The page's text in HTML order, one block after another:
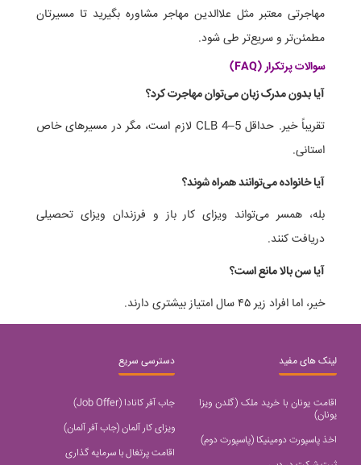
مهاجرتی معتبر مثل علاالدین مهاجر مشاوره بگیرید تا مسیرتان
مطمئن‌تر و سریع‌تر طی شود.
سوالات پرتکرار (FAQ)
آیا بدون مدرک زبان می‌توان مهاجرت کرد؟
تقریباً خیر. حداقل CLB 4–5 لازم است، مگر در مسیرهای خاص
استانی.
آیا خانواده می‌توانند همراه شوند؟
بله، همسر می‌تواند ویزای کار باز و فرزندان ویزای تحصیلی
دریافت کنند.
آیا سن بالا مانع است؟
خیر، اما افراد زیر ۴۵ سال امتیاز بیشتری دارند.
لینک های مفید
اقامت یونان با خرید ملک (گلدن ویزا
یونان)
اخذ پاسپورت دومینیکا (پاسپورت دوم)
دسترسی سریع
جاب آفر کانادا (Job Offer)
ویزای کار آلمان (جاب آفر آلمان)
اقامت پرتغال با سرمایه گذاری